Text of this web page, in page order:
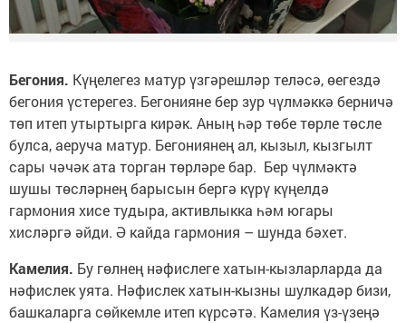
Бегония. Күңелегез матур үзгәрешләр теләсә, өегездә
бегония үстерегез. Бегонияне бер зур чүлмәккә берничә
төп итеп утыртырга кирәк. Аның һәр төбе төрле төсле
булса, аеруча матур. Бегониянең ал, кызыл, кызгылт
сары чәчәк ата торган төрләре бар. Бер чүлмәктә
шушы төсләрнең барысын бергә күрү күңелдә
гармония хисе тудыра, активлыкка һәм югары
хисләргә әйди. Ә кайда гармония – шунда бәхет.
Камелия. Бу гөлнең нәфислеге хатын-кызларларда да
нәфислек уята. Нәфислек хатын-кызны шулкадәр бизи,
башкаларга сөйкемле итеп күрсәтә. Камелия үз-үзеңә